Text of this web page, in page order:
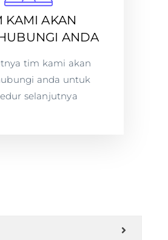
KAMI AKAN
ANDA
tim kami akan
anda untuk
selanjutnya